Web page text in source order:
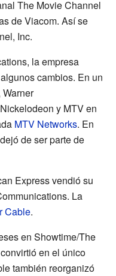
The Movie Channel
de Viacom. Así se
Inc.
la empresa
cambios. En un
y MTV en
MTV Networks. En
de ser parte de
Express vendió su
La
Cable.
en Showtime/The
en el único
también reorganizó